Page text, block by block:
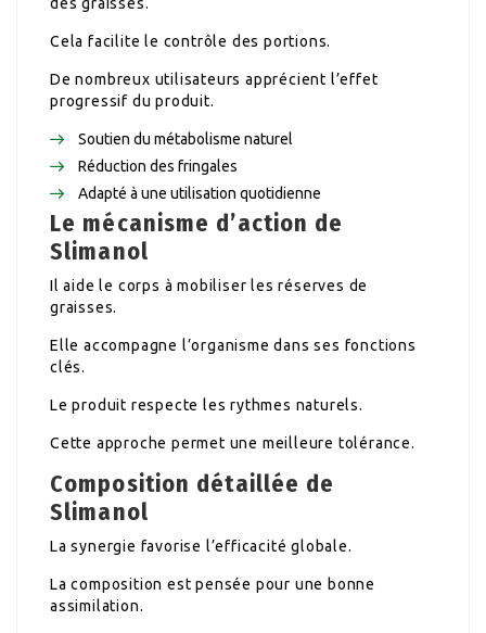
Cela facilite le contrôle des portions.
De nombreux utilisateurs apprécient l’effet
progressif du produit.
Soutien du métabolisme naturel
Réduction des fringales
Adapté à une utilisation quotidienne
Le mécanisme d’action de
Slimanol
Il aide le corps à mobiliser les réserves de
graisses.
Elle accompagne l’organisme dans ses fonctions
clés.
Le produit respecte les rythmes naturels.
Cette approche permet une meilleure tolérance.
Composition détaillée de
Slimanol
La synergie favorise l’efficacité globale.
La composition est pensée pour une bonne
assimilation.